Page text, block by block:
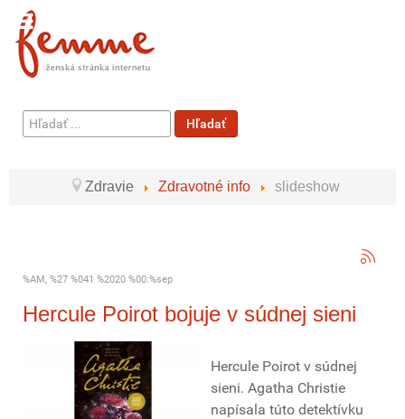
Hľadať
...
Hľadať
Zdravie Zdravotné info slideshow
%AM, %27 %041 %2020 %00:%sep
Hercule Poirot bojuje v súdnej sieni
Hercule Poirot v súdnej
sieni. Agatha Christie
napísala túto detektívku